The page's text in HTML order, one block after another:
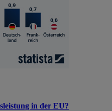
in der EU?